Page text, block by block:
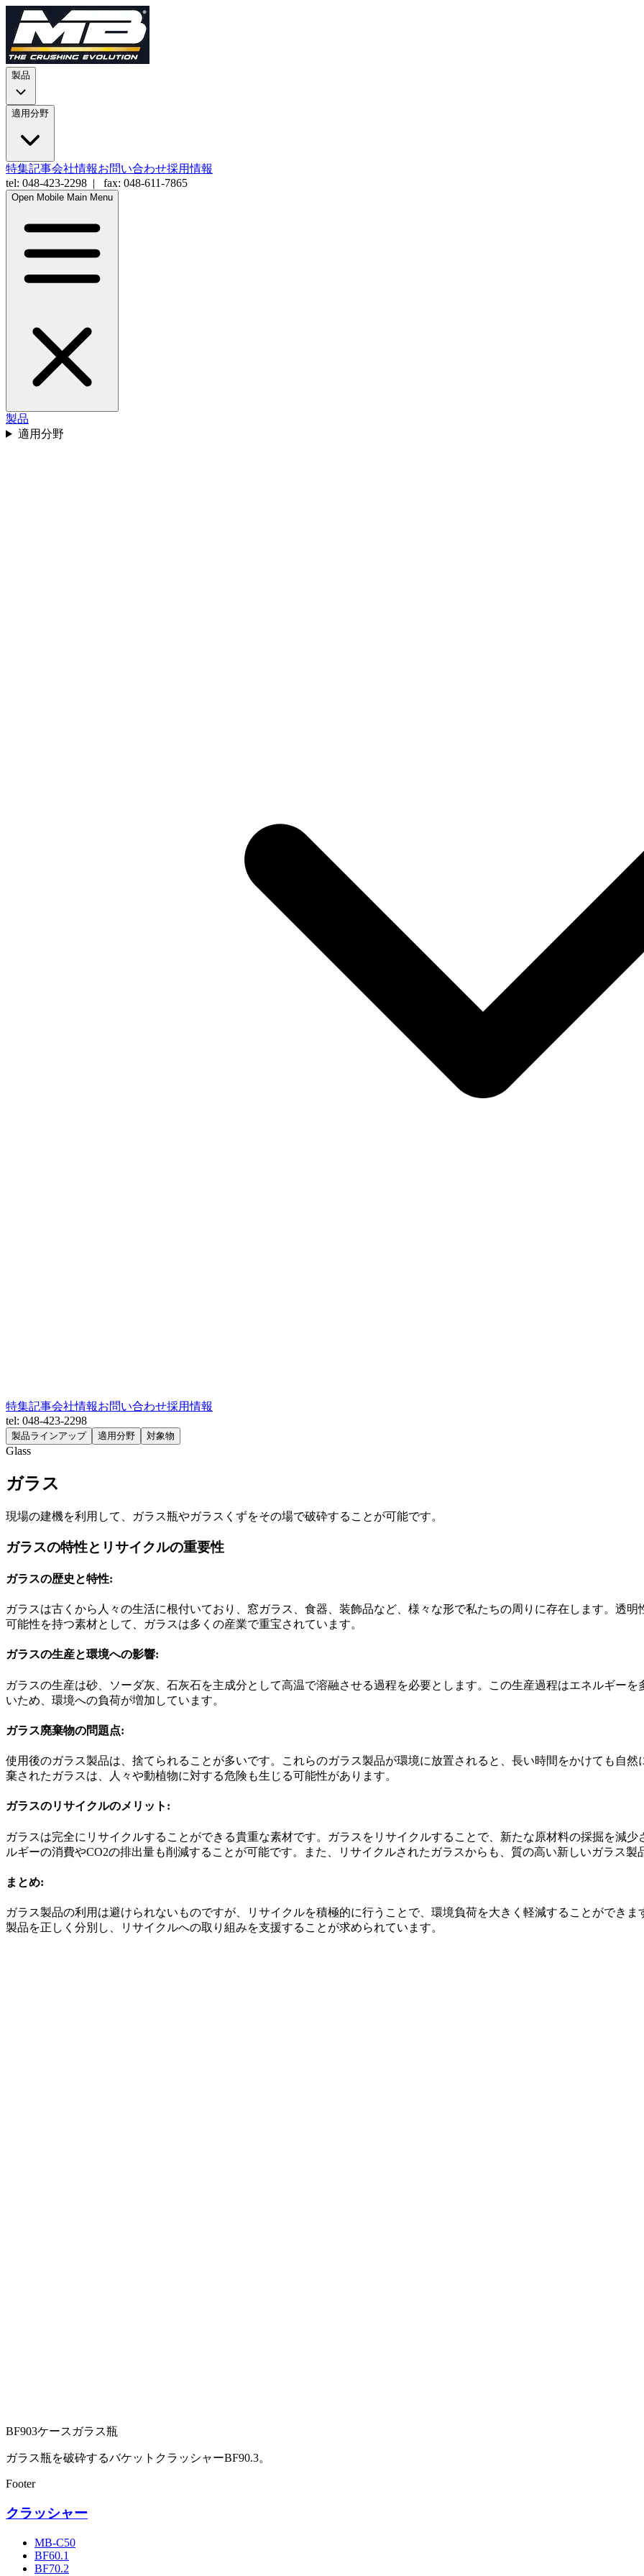
製品
適用分野
特集記事会社情報お問い合わせ採用情報
tel: 048-423-2298 | fax: 048-611-7865
Open Mobile Main Menu
製品
適用分野
特集記事会社情報お問い合わせ採用情報
tel: 048-423-2298
製品ラインアップ 適用分野 対象物
Glass
ガラス
現場の建機を利用して、ガラス瓶やガラスくずをその場で破砕することが可能です。
ガラスの特性とリサイクルの重要性
ガラスの歴史と特性:
ガラスは古くから人々の生活に根付いており、窓ガラス、食器、装飾品など、様々な形で私たちの周りに存在します。透
可能性を持つ素材として、ガラスは多くの産業で重宝されています。
ガラスの生産と環境への影響:
ガラスの生産は砂、ソーダ灰、石灰石を主成分として高温で溶融させる過程を必要とします。この生産過程はエネルギーを
いため、環境への負荷が増加しています。
ガラス廃棄物の問題点:
使用後のガラス製品は、捨てられることが多いです。これらのガラス製品が環境に放置されると、長い時間をかけても自
棄されたガラスは、人々や動植物に対する危険も生じる可能性があります。
ガラスのリサイクルのメリット:
ガラスは完全にリサイクルすることができる貴重な素材です。ガラスをリサイクルすることで、新たな原材料の採掘を減
ルギーの消費やCO2の排出量も削減することが可能です。また、リサイクルされたガラスからも、質の高い新しいガラス製
まとめ:
ガラス製品の利用は避けられないものですが、リサイクルを積極的に行うことで、環境負荷を大きく軽減することができ
製品を正しく分別し、リサイクルへの取り組みを支援することが求められています。
BF903ケースガラス瓶
ガラス瓶を破砕するバケットクラッシャーBF90.3。
Footer
クラッシャー
MB-C50
BF60.1
BF70.2